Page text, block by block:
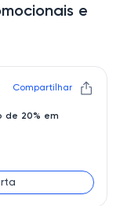
e
Compartilhar
de 20% em